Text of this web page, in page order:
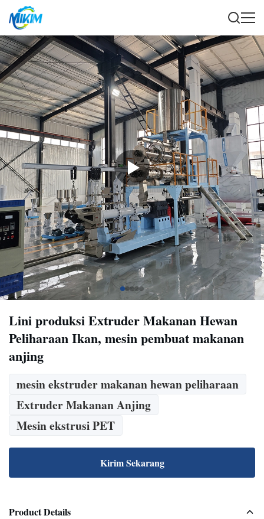
Lini produksi Extruder Makanan Hewan
Peliharaan Ikan, mesin pembuat makanan
anjing
mesin ekstruder makanan hewan peliharaan
Extruder Makanan Anjing
Mesin ekstrusi PET
Kirim Sekarang
Product Details